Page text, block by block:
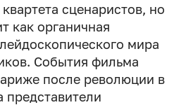
сценаристов, но
как органичная
мира
События фильма
после революции в